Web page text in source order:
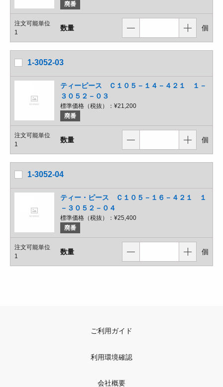
廃番
注文可能単位
1
数量 個
1-3052-03
ティーピース Ｃ１０５－１４－４２１ １－
３０５２－０３
標準価格（税抜）： ¥21,200
廃番
注文可能単位
1
数量 個
1-3052-04
ティー・ピース Ｃ１０５－１６－４２１ １
－３０５２－０４
標準価格（税抜）： ¥25,400
廃番
注文可能単位
1
数量 個
ご利用ガイド
利用環境確認
会社概要